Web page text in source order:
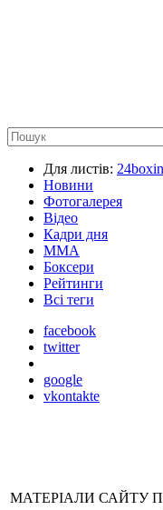
Для листів:
Новини
Фотогалерея
Відео
Кадри дня
ММА
Боксери
Рейтинги
Всі теги
facebook
twitter
google
vkontakte
МАТЕРІАЛИ САЙТУ